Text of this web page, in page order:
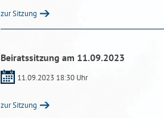
zur Sitzung
Beiratssitzung am 11.09.2023
11.09.2023 18:30 Uhr
zur Sitzung